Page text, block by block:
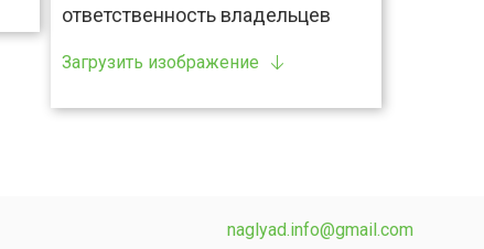
ответственность владельцев
Загрузить изображение
naglyad.info@gmail.com